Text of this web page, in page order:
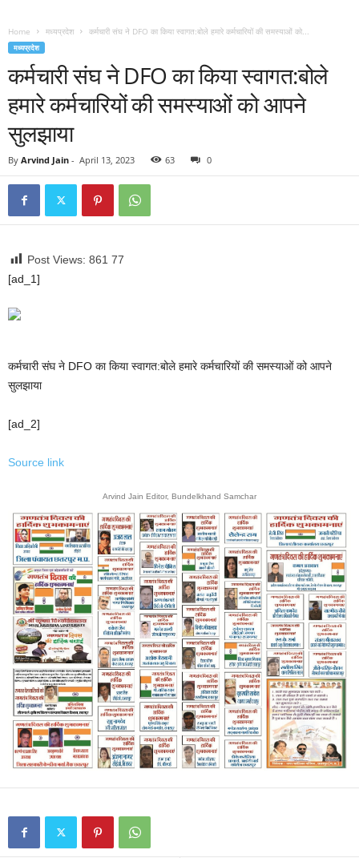
Home मध्यप्रदेश कर्मचारी संघ ने DFO का किया स्वागत:बोले हमारे कर्मचारियों की समस्याओं को...
मध्यप्रदेश
कर्मचारी संघ ने DFO का किया स्वागत:बोले
हमारे कर्मचारियों की समस्याओं को आपने
सुलझाया
By Arvind Jain - April 13, 2023 63 0
Post Views: 861 77
[ad_1]
कर्मचारी संघ ने DFO का किया स्वागत:बोले हमारे कर्मचारियों की समस्याओं को आपने
सुलझाया
[ad_2]
Source link
Arvind Jain Editor, Bundelkhand Samchar